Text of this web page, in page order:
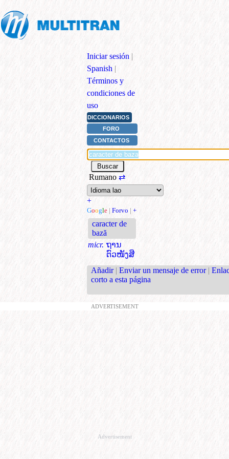
Iniciar sesión |
Spanish |
Términos y
condiciones de
uso
DICCIONARIOS
FORO
CONTACTOS
Rumano ⇄
+
Google | Forvo | +
caracter de
bază
micr. ຖານ
ຕົວໜັງສື
Añadir | Enviar un mensaje de error |
corto a esta página
ADVERTISEMENT
Advertisement